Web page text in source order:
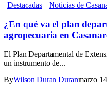
Destacadas Noticias de
¿En qué va el plan
agropecuaria en
El Plan Departamental de
un instrumento de...
ByWilson Duran Duranmarzo